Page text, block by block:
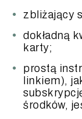
zbliżający
dokładną
karty;
prostą
linkiem),
środków,